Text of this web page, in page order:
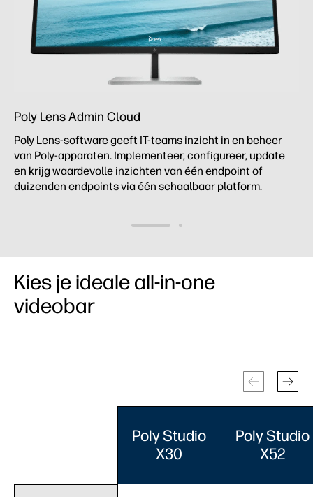
Poly Lens Admin Cloud
Poly Lens-software geeft IT-teams inzicht in en beheer
van Poly-apparaten. Implementeer, configureer, update
en krijg waardevolle inzichten van één endpoint of
duizenden endpoints via één schaalbaar platform.
Kies je ideale all-in-one
videobar
Poly Studio
X30
Poly Studio
X52